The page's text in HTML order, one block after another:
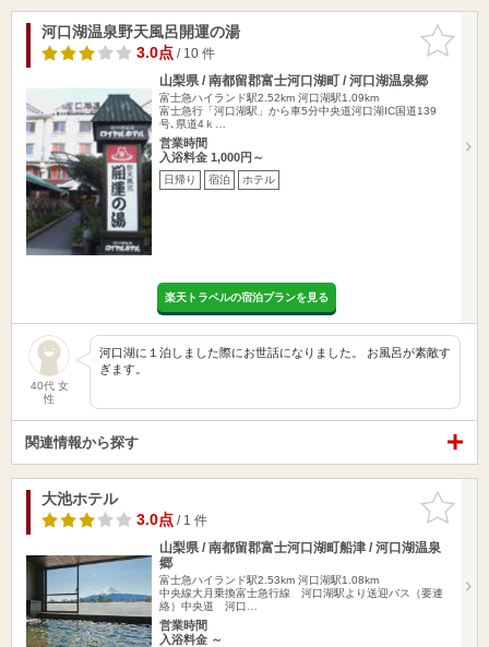
お気に入
りに追加
河口湖温泉野天風呂開運の湯
3.0点/ 10 件
山梨県 / 南都留郡富士河口湖町 / 河口湖温泉郷
富士急ハイランド駅2.52km 河口湖駅1.09km
富士急行「河口湖駅」から車5分中央道河口湖IC国道139
号､県道4ｋ…
営業時間
入浴料金 1,000円～
日帰り 宿泊 ホテル
楽天トラベルの宿泊プランを見る
40代 女
性
河口湖に１泊しました際にお世話になりました。 お風呂が素敵す
ぎます。
関連情報から探す
お気に入
りに追加
大池ホテル
3.0点/ 1 件
山梨県 / 南都留郡富士河口湖町船津 / 河口湖温泉
郷
富士急ハイランド駅2.53km 河口湖駅1.08km
中央線大月乗換富士急行線 河口湖駅より送迎バス（要連
絡）中央道 河口…
営業時間
入浴料金 ～